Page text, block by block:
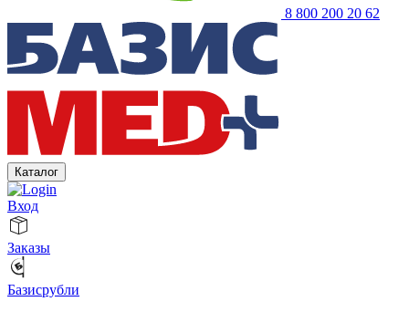
8 800 200 20 62
Каталог
Вход
Заказы
Базисрубли